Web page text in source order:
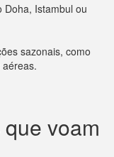
Doha, Istambul ou
sazonais, como
voam